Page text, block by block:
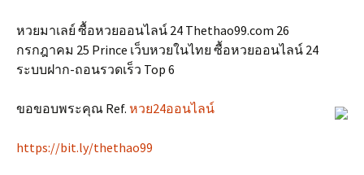
หวยมาเลย์ ซื้อหวยออนไลน์ 24 Thethao99.com 26
กรกฎาคม 25 Prince เว็บหวยในไทย ซื้อหวยออนไลน์ 24
ระบบฝาก-ถอนรวดเร็ว Top 6
ขอขอบพระคุณ Ref. หวย24ออนไลน์
https://bit.ly/thethao99